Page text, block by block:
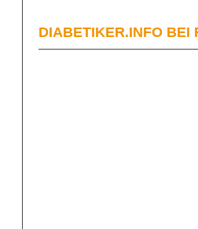
DIABETIKER.INFO BEI